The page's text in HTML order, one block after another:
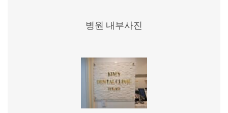
병원 내부사진